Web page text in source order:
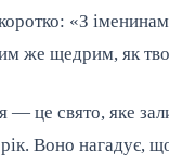
«З
же щедрим, як
— це свято, яке
Воно нагадує,